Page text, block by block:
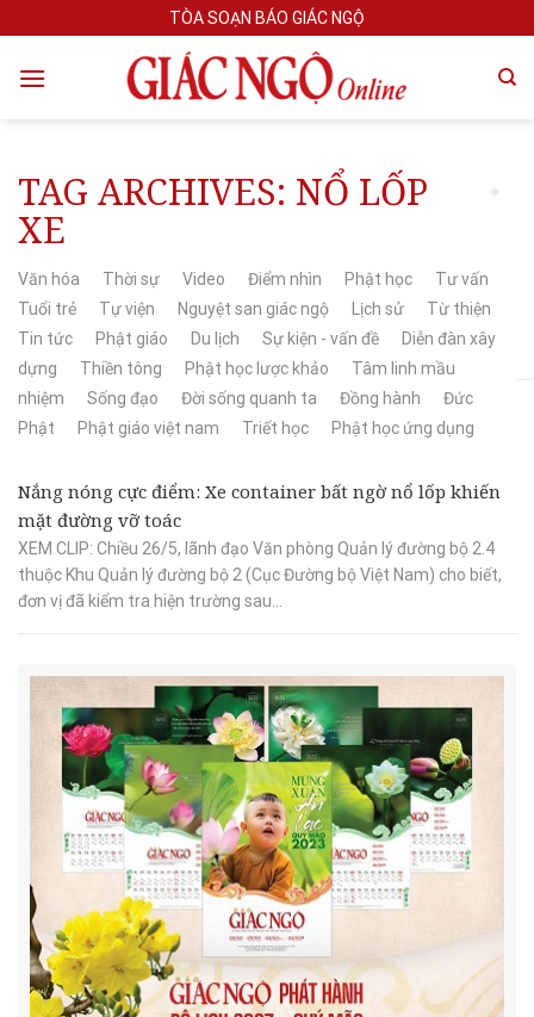
to
content
TÒA SOẠN BÁO GIÁC NGỘ
TAG ARCHIVES: NỔ LỐP
XE
Văn hóa Thời sự Video Điểm nhìn Phật học
Tư vấn
Tuổi trẻ
Tự viện Nguyệt san giác ngộ Lịch sử
Từ thiện
Tin tức
Phật giáo Du lịch Sự kiện - vấn đề
Diễn đàn xây
dựng
Thiền tông Phật học lược khảo
Tâm linh mầu
nhiệm
Sống đạo Đời sống quanh ta Đồng hành
Đức
Phật
Phật giáo việt nam Triết học Phật học ứng dụng
Nắng nóng cực điểm: Xe container bất ngờ nổ lốp khiến
mặt đường vỡ toác
XEM CLIP: Chiều 26/5, lãnh đạo Văn phòng Quản lý đường bộ 2.4
thuộc Khu Quản lý đường bộ 2 (Cục Đường bộ Việt Nam) cho biết,
đơn vị đã kiểm tra hiện trường sau...